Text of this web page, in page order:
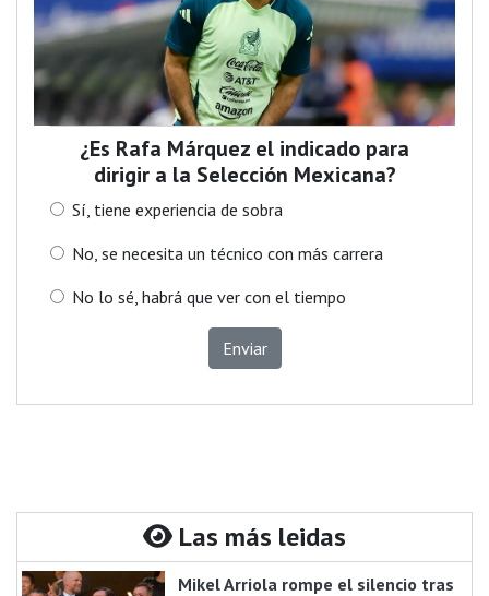
¿Es Rafa Márquez el indicado para
dirigir a la Selección Mexicana?
Sí, tiene experiencia de sobra
No, se necesita un técnico con más carrera
No lo sé, habrá que ver con el tiempo
Enviar
Las más leidas
Mikel Arriola rompe el silencio tras